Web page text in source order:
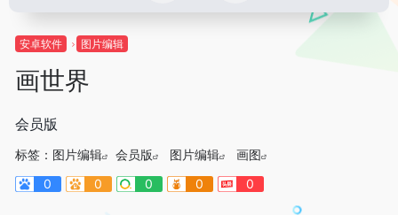
安卓软件 图片编辑
画世界
会员版
标签： 图片编辑 会员版 图片编辑
画图
0
0 0 0 0